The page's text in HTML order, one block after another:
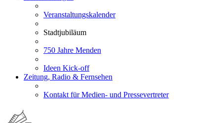
Veranstaltungskalender
Stadtjubiläum
750 Jahre Menden
Ideen Kick-off
Zeitung, Radio & Fernsehen
Kontakt für Medien- und Pressevertreter